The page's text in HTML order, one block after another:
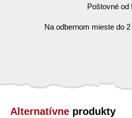
Poštovné od
Na odbernom mieste do
Alternatívne produkty